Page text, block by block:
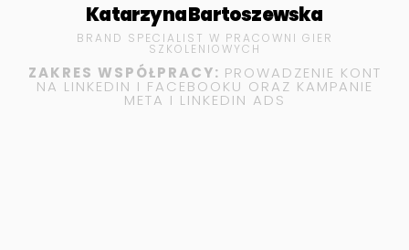
Katarzyna Bartoszewska
BRAND SPECIALIST W PRACOWNI GIER
SZKOLENIOWYCH
ZAKRES WSPÓŁPRACY: PROWADZENIE KONT
NA LINKEDIN I FACEBOOKU ORAZ KAMPANIE
META I LINKEDIN ADS